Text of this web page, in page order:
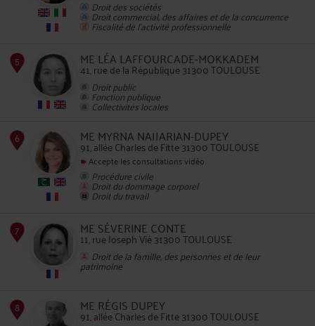
4
Droit des sociétés
Droit commercial, des affaires et de la concurrence
Fiscalité de l'activité professionnelle
ME LÉA LAFFOURCADE-MOKKADEM
41, rue de la République 31300 TOULOUSE
Droit public
Fonction publique
Collectivités locales
ME MYRNA NAJJARIAN-DUPEY
91, allée Charles de Fitte 31300 TOULOUSE
Accepte les consultations vidéo
Procédure civile
Droit du dommage corporel
Droit du travail
ME SÉVERINE CONTE
11, rue Joseph Vié 31300 TOULOUSE
Droit de la famille, des personnes et de leur
patrimoine
ME RÉGIS DUPEY
91, allée Charles de Fitte 31300 TOULOUSE